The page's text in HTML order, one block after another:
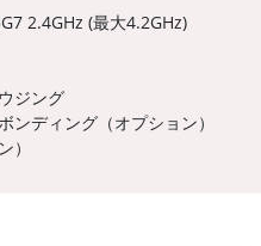
2.4GHz (最大4.2GHz)
ジング
ンディング（オプション）
）